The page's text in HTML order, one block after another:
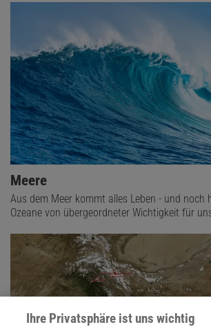
Meere
Aus dem Meer kommt alles Leben - und noch
Ozeane von übergeordneter Wichtigkeit für
Ihre Privatsphäre ist uns wichtig